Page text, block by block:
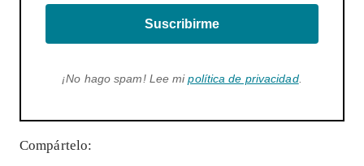
Suscribirme
¡No hago spam! Lee mipolítica de privacidad.
Compártelo: